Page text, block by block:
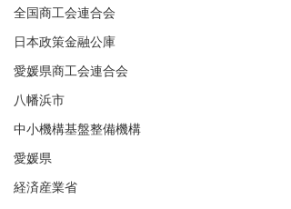
全国商工会連合会
日本政策金融公庫
愛媛県商工会連合会
八幡浜市
中小機構基盤整備機構
愛媛県
経済産業省